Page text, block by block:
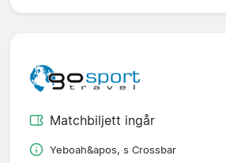
Matchbiljett ingår
Yeboah&apos, s Crossbar